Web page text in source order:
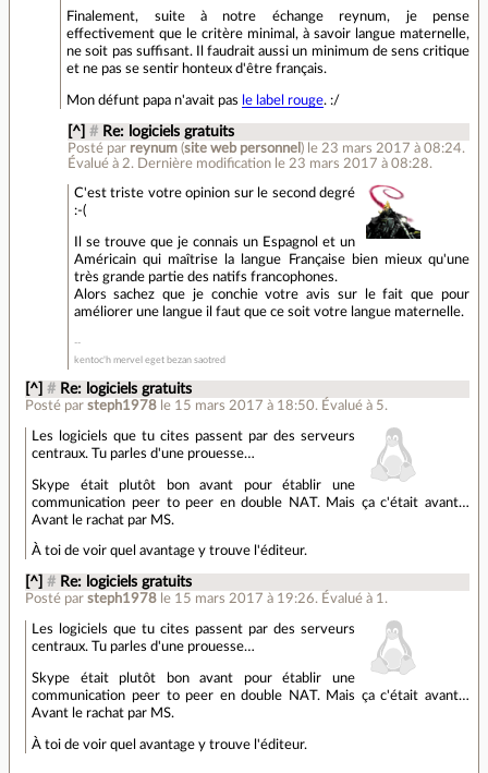
Finalement, suite à notre échange reynum, je pense
effectivement que le critère minimal, à savoir langue maternelle,
ne soit pas suffisant. Il faudrait aussi un minimum de sens critique
et ne pas se sentir honteux d'être français.
Mon défunt papa n'avait pas le label rouge. :/
[^] # Re: logiciels gratuits
Posté par reynum(site web personnel ) le 23 mars 2017 à 08:24.
Évalué à 2. Dernière modification le 23 mars 2017 à 08:28.
C'est triste votre opinion sur le second degré
:-(
Il se trouve que je connais un Espagnol et un
Américain qui maîtrise la langue Française bien mieux qu'une
très grande partie des natifs francophones.
Alors sachez que je conchie votre avis sur le fait que pour
améliorer une langue il faut que ce soit votre langue maternelle.
kentoc'h mervel eget bezan saotred
[^] # Re: logiciels gratuits
Posté parsteph1978 le 15 mars 2017 à 18:50. Évalué à 5.
Les logiciels que tu cites passent par des serveurs
centraux. Tu parles d'une prouesse…
Skype était plutôt bon avant pour établir une
communication peer to peer en double NAT. Mais ça c'était avant…
Avant le rachat par MS.
À toi de voir quel avantage y trouve l'éditeur.
[^] # Re: logiciels gratuits
Posté parsteph1978 le 15 mars 2017 à 19:26. Évalué à 1 .
Les logiciels que tu cites passent par des serveurs
centraux. Tu parles d'une prouesse…
Skype était plutôt bon avant pour établir une
communication peer to peer en double NAT. Mais ça c'était avant…
Avant le rachat par MS.
À toi de voir quel avantage y trouve l'éditeur.